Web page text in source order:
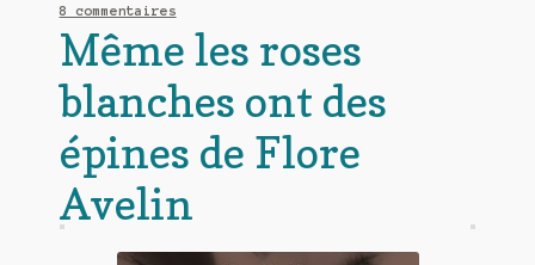
8 commentaires
Même les roses
blanches ont des
épines de Flore
Avelin